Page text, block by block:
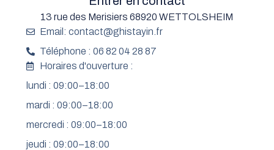
13 rue des Merisiers 68920 WETTOLSHEIM
Email: contact@ghistayin.fr
Téléphone : 06 82 04 28 87
Horaires d'ouverture :
lundi : 09:00–18:00
mardi : 09:00–18:00
mercredi : 09:00–18:00
jeudi : 09:00–18:00